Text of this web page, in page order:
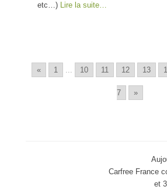
etc…) Lire la suite…
« 1 10 11 12 13
7 »
Carfree France
et